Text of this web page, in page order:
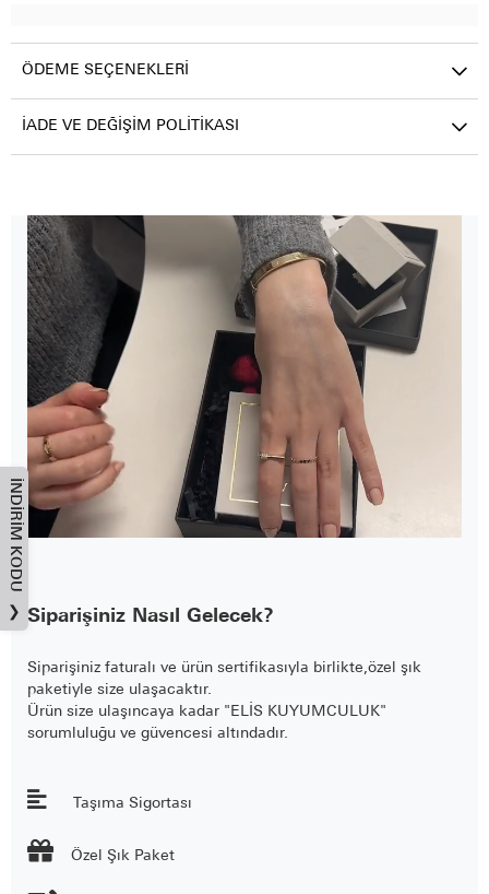
ÖDEME SEÇENEKLERI
İADE VE DEĞIŞIM POLITIKASI
Siparişiniz Nasıl Gelecek?
Siparişiniz faturalı ve ürün sertifikasıyla birlikte,özel şık
paketiyle size ulaşacaktır.
Ürün size ulaşıncaya kadar "ELİS KUYUMCULUK"
sorumluluğu ve güvencesi altındadır.
Taşıma Sigortası
 Özel Şık Paket
İNDIRIM KODU
❯